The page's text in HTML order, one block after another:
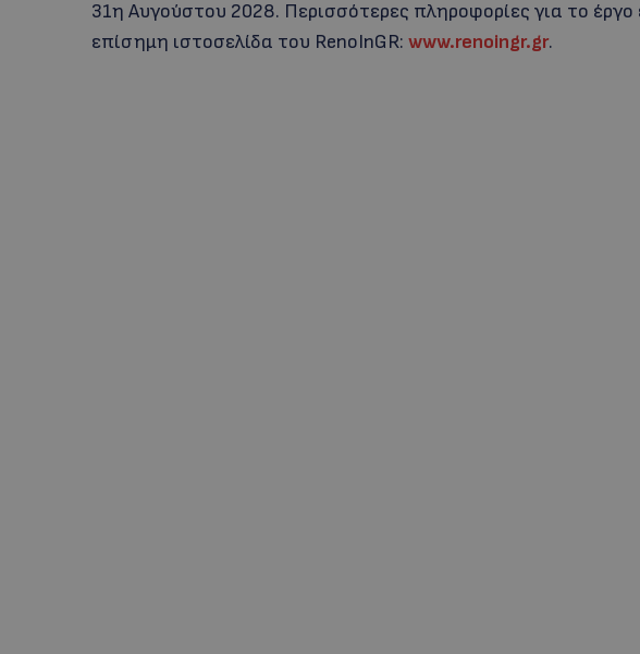
31η Αυγούστου 2028. Περισσότερες πληροφορίες για το έργο
επίσημη ιστοσελίδα του RenoInGR: www.renoingr.gr.